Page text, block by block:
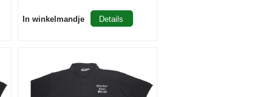
In winkelmandje Details